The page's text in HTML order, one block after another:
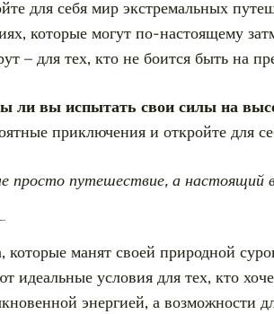
рай на Черноморском побережье
для себя мир экстремальных
которые могут по-настоящему
– для тех, кто не боится быть на
ли вы испытать свои силы на
приключения и откройте для
просто путешествие, а настоящий
которые манят своей природной
идеальные условия для тех, кто
энергией, а возможности